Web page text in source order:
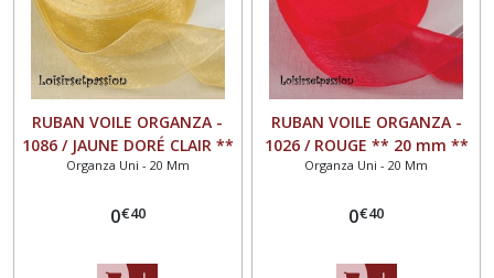
RUBAN VOILE ORGANZA -
1086 / JAUNE DORÉ CLAIR **
20 mm ** Vendu au mètre -
Organza Uni - 20 Mm
0€40
RUBAN VOILE ORGANZA -
1026 / ROUGE ** 20 mm **
Vendu au mètre - largeur
Organza Uni - 20 Mm
0€40
Organza
uni
-
38
mm
(21)
Organza
imprimé